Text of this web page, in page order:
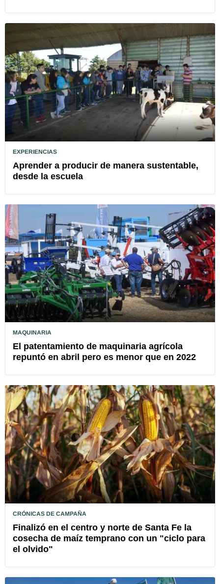
EXPERIENCIAS
Aprender a producir de manera sustentable,
desde la escuela
MAQUINARIA
El patentamiento de maquinaria agrícola
repuntó en abril pero es menor que en 2022
CRÓNICAS DE CAMPAÑA
Finalizó en el centro y norte de Santa Fe la
cosecha de maíz temprano con un "ciclo para
el olvido"